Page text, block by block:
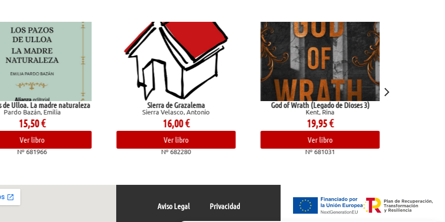
Sierra de Grazalema
Sierra Velasco, Antonio
16,00
Ver libro
Nº 682280
God of Wrath (Legado de Dioses 3)
Kent, Rina
19,95
Ver libro
Nº 681031
Reglas y consejos sobre investigación
científica
Ramón Y Cajal, Santiago
10,95€
Ver libro
Aviso Legal Privacidad